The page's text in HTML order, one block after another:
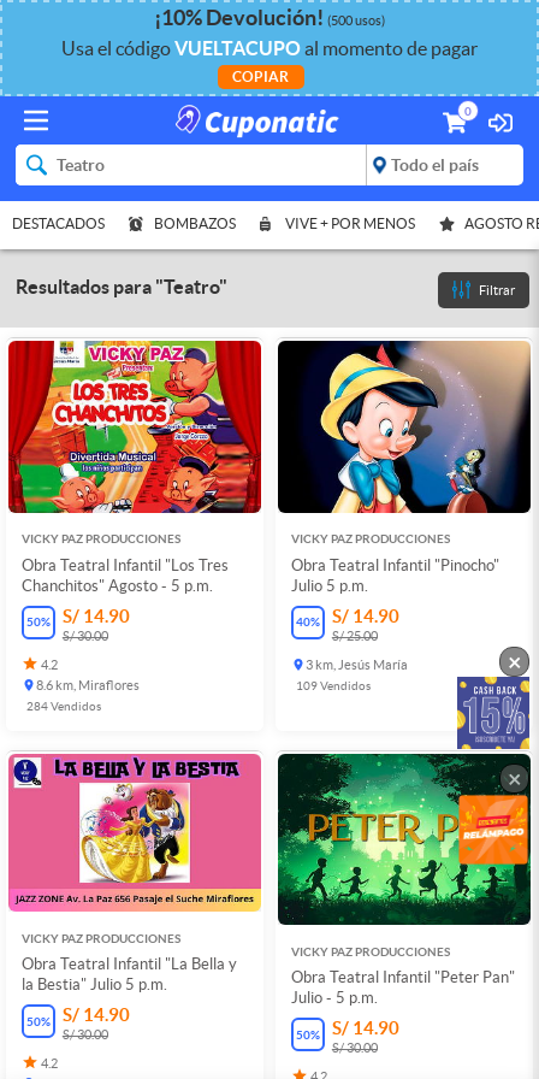
¡10%Devolución! (500 usos)
Usa el códigoVUELTACUPOal momento de pagar
COPIAR
0
DESTACADOS BOMBAZOS VIVE + POR MENOS AGOSTO
Filtrar
Resultados para "Teatro"
VICKY PAZ PRODUCCIONES
Obra Teatral Infantil "Los Tres
Chanchitos" Agosto - 5 p.m.
50% S/ 14.90
S/ 30.00
4.2
8.6 km, Miraflores
284Vendidos
VICKY PAZ PRODUCCIONES
Obra Teatral Infantil "Pinocho"
Julio 5 p.m.
40% S/ 14.90
S/ 25.00
3 km, Jesús María
109Vendidos
VICKY PAZ PRODUCCIONES
Obra Teatral Infantil "La Bella y
la Bestia" Julio 5 p.m.
50% S/ 14.90
S/ 30.00
4.2
VICKY PAZ PRODUCCIONES
Obra Teatral Infantil "Peter Pan"
Julio - 5 p.m.
50% S/ 14.90
S/ 30.00
×
×